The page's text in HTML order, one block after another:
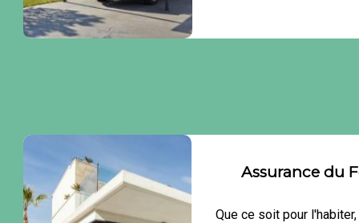
Assurance du
Que ce soit pour